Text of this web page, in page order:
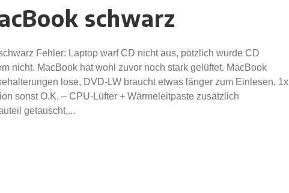
schwarz
Fehler: Laptop warf CD nicht aus, pötzlich wurde CD
nicht. MacBook hat wohl zuvor noch stark gelüftet. MacBook
lose, DVD-LW braucht etwas länger zum Einlesen, 1x
sonst O.K. – CPU-Lüfter + Wärmeleitpaste zusätzlich
getauscht,...